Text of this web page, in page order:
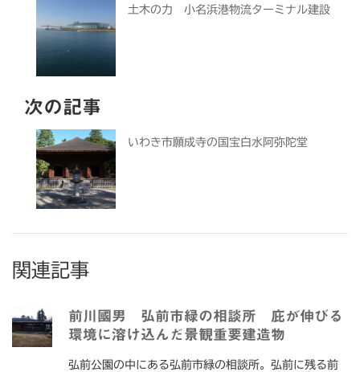
土木の力 小名浜港物流ターミナル建設
次の記事
いわき市願成寺の国宝白水阿弥陀堂
関連記事
前川國男 弘前市緑の相談所 庇が伸びる
環境に溶け込んだ景観重要建造物
弘前公園の中にある弘前市緑の相談所。弘前に残る前